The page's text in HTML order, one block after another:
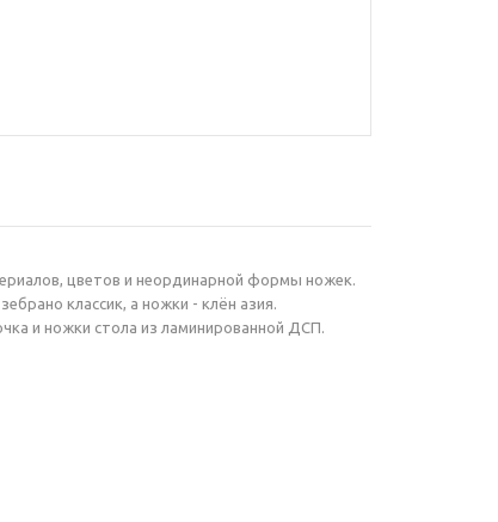
цветов и неординарной формы ножек.
классик, а ножки - клён азия.
и ножки стола из ламинированной ДСП.